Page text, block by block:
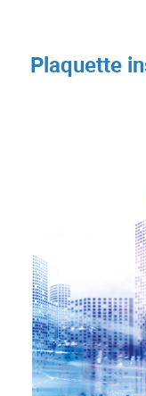
Plaquette